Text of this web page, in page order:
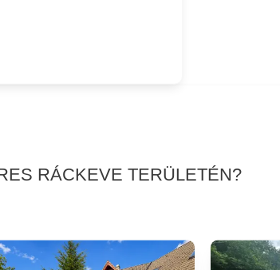
RÁCKEVE TERÜLETÉN?